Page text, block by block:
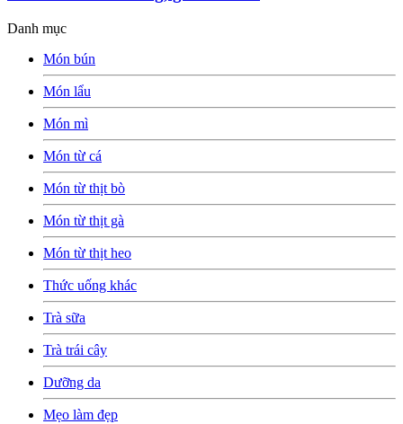
Danh mục
Món bún
Món lẩu
Món mì
Món từ cá
Món từ thịt bò
Món từ thịt gà
Món từ thịt heo
Thức uống khác
Trà sữa
Trà trái cây
Dưỡng da
Mẹo làm đẹp